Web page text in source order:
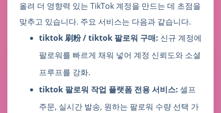
올려 더 영향력 있는 TikTok 계정을 만드는 데 초점을
맞추고 있습니다. 주요 서비스는 다음과 같습니다.
tiktok 刷粉 / tiktok 팔로워 구매: 신규 계정에
팔로워를 빠르게 채워 넣어 계정 신뢰도와 소셜
프루프를 강화.
tiktok 팔로워 작업 플랫폼 전용 서비스: 셀프
주문, 실시간 발송, 원하는 팔로워 수량 선택 가